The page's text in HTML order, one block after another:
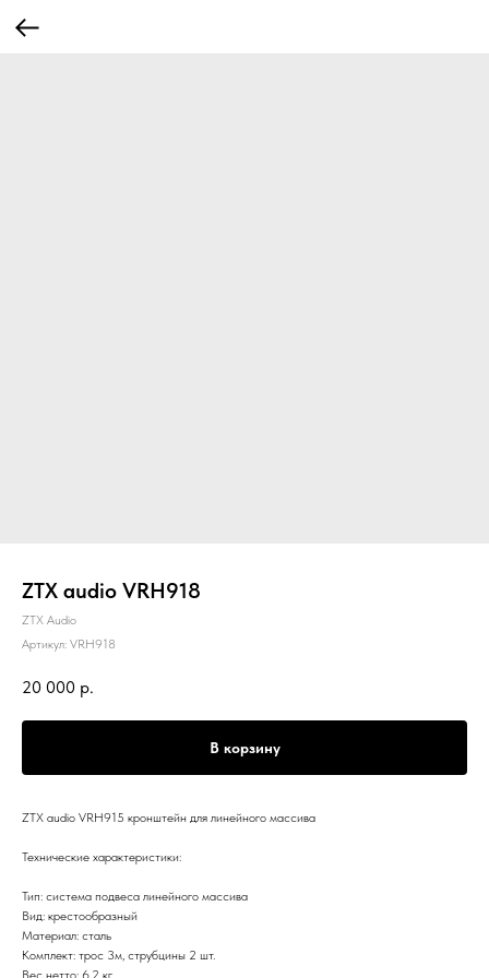
ZTX audio VRH918
ZTX Audio
Артикул: VRH918
20 000 р.
В корзину
ZTX audio VRH915 кронштейн для линейного массива
Технические характеристики:
Тип: система подвеса линейного массива
Вид: крестообразный
Материал: сталь
Комплект: трос 3м, струбцины 2 шт.
Вес нетто: 6,2 кг